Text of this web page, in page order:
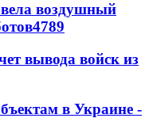
воздушный
4789
вывода войск из
в Украине -